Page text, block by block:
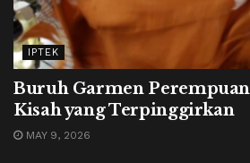
IPTEK
Buruh Garmen
Kisah yang Terpinggirkan
MAY 9, 2026